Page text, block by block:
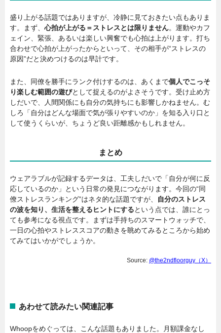
盛り上がる話題ではありますが、冷静に見ておきたい点もありま
す。まず、 心拍が上がる＝ストレスとは限りません。運動やカフ
ェイン、緊張、あるいは楽しい興奮でも心拍は上がります。打ち
合わせで心拍が上がったからといって、その相手が“ストレスの
原因”だと決めつけるのは早計です。
また、同僚を勝手にランク付けするのは、あくまで個人でこっそ
り楽しむ範囲の遊びとして捉えるのがよさそうです。受け止め方
しだいで、人間関係にも自分の気持ちにも影響しかねません。む
しろ「自分はどんな場面で気が張りやすいのか」を知る入り口と
して使うくらいが、ちょうど良い距離感かもしれません。
まとめ
ウェアラブルが記録するデータは、工夫しだいで「自分が何に反
応しているのか」という日常の発見につながります。今回の“同
僚ストレスランキング”はネタ的な話題ですが、
自分のストレス
の波を知り、生活を整えるヒントにするという点では、誰にとっ
ても参考になる視点です。まずは手持ちのスマートウォッチで、
一日の心拍やストレススコアの動きを眺めてみるところから始め
てみてはいかがでしょうか。
Source: @the2ndfloorguy（X）
あわせて読みたい関連記事
Whoopをめぐっては、こんな話題もありました。月額課金なし